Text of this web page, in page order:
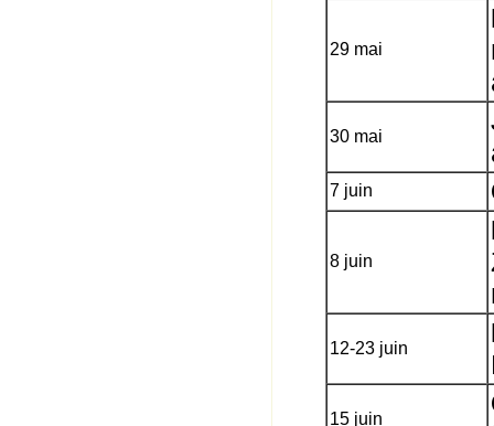
29 mai
30 mai
7 juin
8 juin
12-23 juin
15 juin